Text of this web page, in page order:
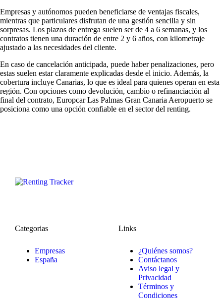
Empresas y autónomos pueden beneficiarse de ventajas fiscales,
mientras que particulares disfrutan de una gestión sencilla y sin
sorpresas. Los plazos de entrega suelen ser de 4 a 6 semanas, y los
contratos tienen una duración de entre 2 y 6 años, con kilometraje
ajustado a las necesidades del cliente.
En caso de cancelación anticipada, puede haber penalizaciones, pero
estas suelen estar claramente explicadas desde el inicio. Además, la
cobertura incluye Canarias, lo que es ideal para quienes operan en esta
región. Con opciones como devolución, cambio o refinanciación al
final del contrato, Europcar Las Palmas Gran Canaria Aeropuerto se
posiciona como una opción confiable en el sector del renting.
Categorias
Empresas
España
Links
¿Quiénes somos?
Contáctanos
Aviso legal y
Privacidad
Términos y
Condiciones